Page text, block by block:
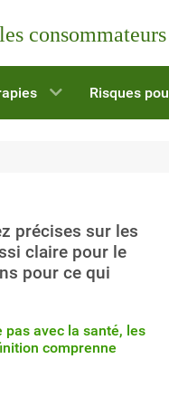
Risques
précises sur les
claire pour le
pour ce qui
avec la santé, les
comprenne